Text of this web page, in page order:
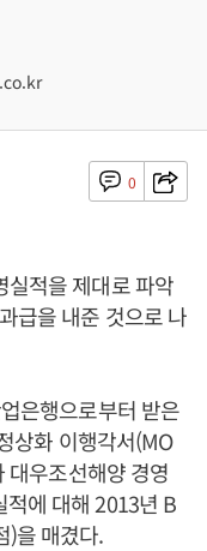
0
실적을 제대로 파악
급을 내준 것으로 나
은행으로부터 받은
상화 이행각서(MO
대우조선해양 경영
에 대해 2013년 B
)을 매겼다.